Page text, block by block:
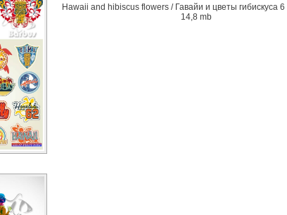
Hawaii and hibiscus flowers / Гавайи и цветы гибискуса 6
14,8 mb